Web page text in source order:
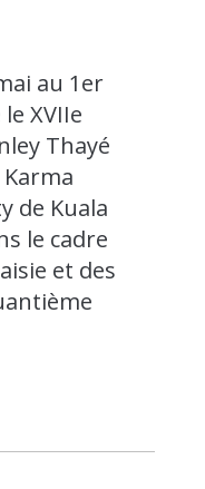
au 1er
XVIIe
Thayé
de Kuala
le cadre
et des